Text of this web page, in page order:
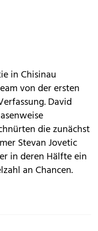
in Chisinau
von der ersten
David
die zunächst
Stevan Jovetic
in deren Hälfte ein
an Chancen.